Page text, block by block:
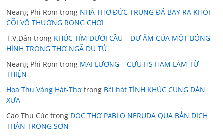
Neang Phi Rom trong NHÀ THƠ ĐỨC TRUNG ĐÃ BAY RA KHỎI
CÕI VÔ THƯỜNG RONG CHƠI
T.V.Dân trong KHÚC TÍM DƯỚI CẦU – DƯ ÂM CỦA MỘT BÓNG
HÌNH TRONG THƠ NGÃ DU TỬ
Neang Phi Rom trong MAI LƯƠNG – CỰU HS HAM LÀM TỪ
THIỆN
Hoa Thu Vàng Hát-Thơ trong Bài hát TÌNH KHÚC CUNG ĐÀN
XƯA
Cao Thu Cúc trongĐỌC THƠ PABLO NERUDA QUA BẢN DỊCH
THÂN TRONG SƠN